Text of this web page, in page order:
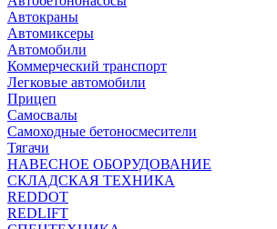
Автокраны
Автомиксеры
Автомобили
Коммерческий транспорт
Легковые автомобили
Прицеп
Самосвалы
Самоходные бетоносмесители
Тягачи
НАВЕСНОЕ ОБОРУДОВАНИЕ
СКЛАДСКАЯ ТЕХНИКА
REDDOT
REDLIFT